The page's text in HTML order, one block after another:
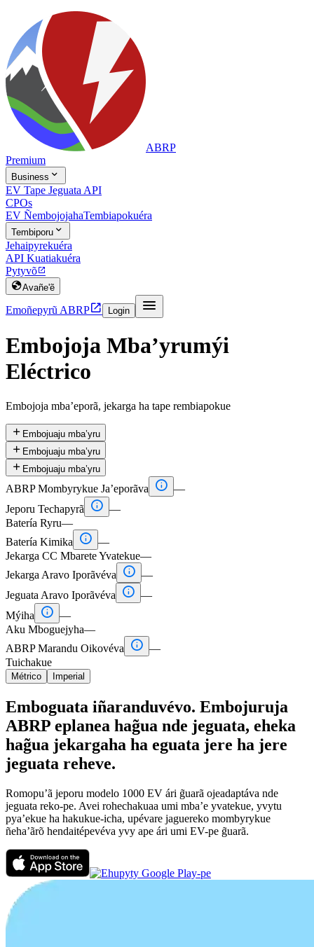
ABRP
Premium
Business 
EV Tape Jeguata API
CPOs
EV ÑembojojahaTembiapokuéra
Tembiporu 
Jehaipyrekuéra
API Kuatiakuéra
Pytyvõ
Avañe'ẽ
Emoñepyrũ ABRP Login 
Embojoja Mba’yrumýi
Eléctrico
Embojoja mba’eporã, jekarga ha tape rembiapokue
 Embojuaju mba’yru
 Embojuaju mba’yru
 Embojuaju mba’yru
ABRP Mombyrykue Ja’eporãva  —
Jeporu Techapyrã
 —
Batería Ryru—
Batería Kimika
 —
Jekarga CC Mbarete Yvatekue—
Jekarga Aravo Iporãvéva
 —
Jeguata Aravo Iporãvéva
 —
Mýiha
 —
Aku Mboguejyha—
ABRP Marandu Oikovéva
 —
Tuichakue
Métrico Imperial
Emboguata iñaranduvévo. Embojuruja
ABRP eplanea hag̃ua nde jeguata, eheka
hag̃ua jekargaha ha eguata jere ha jere
jeguata reheve.
Romopu’ã jeporu modelo 1000 EV ári g̃uarã ojeadaptáva nde
jeguata reko-pe. Avei rohechakuaa umi mba’e yvatekue, yvytu
pya’ekue ha hakukue-icha, upévare jaguereko mombyrykue
ñeha’ãrõ hendaitépevéva yvy ape ári umi EV-pe g̃uarã.